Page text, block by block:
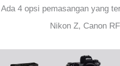
Ada 4 opsi pemasangan yang
Nikon Z, Canon